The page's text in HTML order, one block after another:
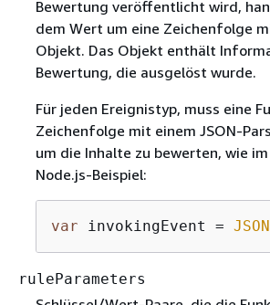
Bewertung veröffentlicht wird,
dem Wert um eine Zeichenfolge
Objekt. Das Objekt enthält
Bewertung, die ausgelöst wurde.
Für jeden Ereignistyp, muss eine
Zeichenfolge mit einem JSON-
um die Inhalte zu bewerten, wie
Node.js-Beispiel:
var invokingEvent = JSON
ruleParameters